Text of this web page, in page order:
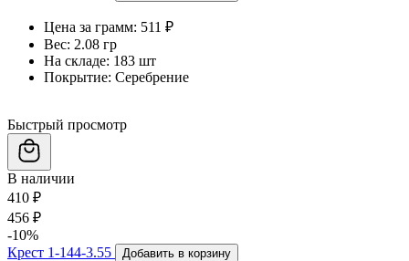
Цена за грамм: 511 ₽
Вес: 2.08 гр
На складе: 183 шт
Покрытие: Серебрение
Быстрый просмотр
В наличии
410 ₽
456 ₽
-10%
Крест 1-144-3.55
Добавить в корзину